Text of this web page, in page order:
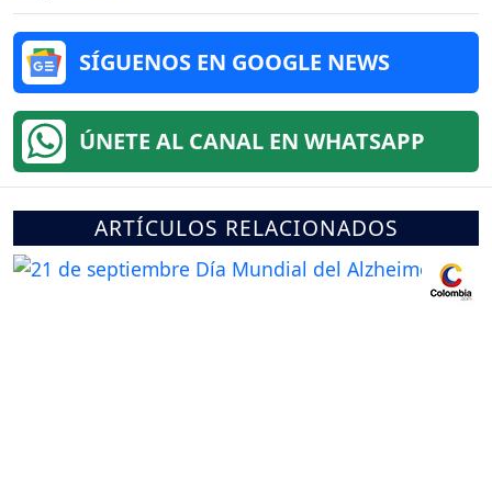
SÍGUENOS EN GOOGLE NEWS
ÚNETE AL CANAL EN WHATSAPP
ARTÍCULOS RELACIONADOS